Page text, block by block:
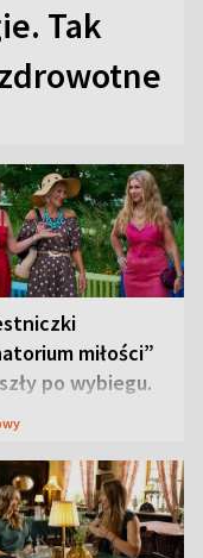
Tak
miłości”
po wybiegu.